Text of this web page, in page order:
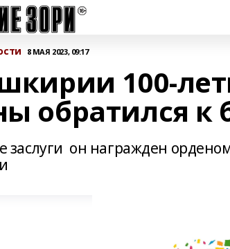
8 МАЯ 2023, 09:17
100-
обратился
заслуги он награжден